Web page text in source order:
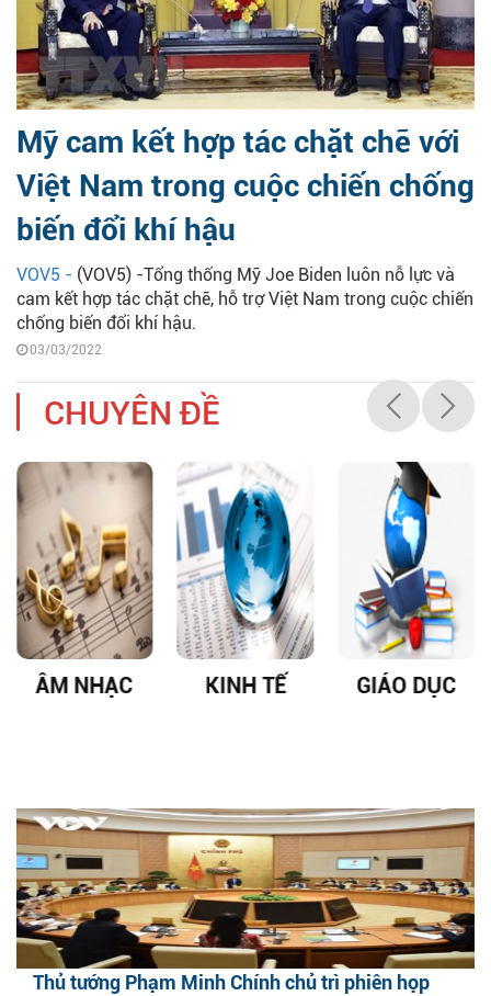
Mỹ cam kết hợp tác chặt chẽ với
Việt Nam trong cuộc chiến chống
biến đổi khí hậu
VOV5 - (VOV5) -Tổng thống Mỹ Joe Biden luôn nỗ lực và
cam kết hợp tác chặt chẽ, hỗ trợ Việt Nam trong cuộc chiến
chống biến đổi khí hậu.
03/03/2022
CHUYÊN ĐỀ
ÂM NHẠC KINH TẾ GIÁO DỤC
Thủ tướng Phạm Minh Chính chủ trì phiên họp